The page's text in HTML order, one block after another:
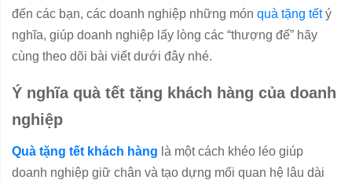
đến các bạn, các doanh nghiệp những món quà tặng tếtý
nghĩa, giúp doanh nghiệp lấy lòng các “thượng đế” hãy
cùng theo dõi bài viết dưới đây nhé.
Ý nghĩa quà tết tặng khách hàng của doanh
nghiệp
Quà tặng tết khách hàng là một cách khéo léo giúp
doanh nghiệp giữ chân và tạo dựng mối quan hệ lâu dài